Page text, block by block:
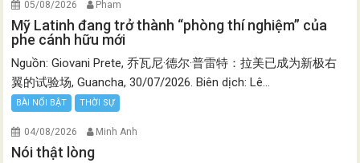
05/08/2026 Pham
Mỹ Latinh đang trở thành “phòng thí nghiệm” của
phe cánh hữu mới
Nguồn: Giovani Prete, 乔瓦尼·德尔·普雷特：拉美已成为新极右
翼的试验场, Guancha, 30/07/2026. Biên dịch: Lê...
BÀI NỔI BẬT THỜI SỰ
04/08/2026 Minh Anh
Nói thật lòng